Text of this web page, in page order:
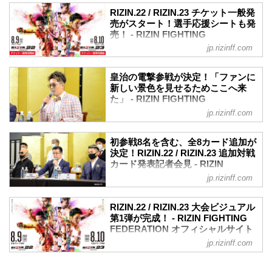
き、観戦していた...
れるのですか？
A. 今大会用に立ち上げた、RIZINオリジ
ナルの配信プラットフォーム内で配信さ
れます。RIZINオリジナル配信プラットフ
ォームは8月上旬頃オープン予定です。
※今回、GYAO！での配信は行いませ
ん。
Q. 「オンラインLIVE観戦チケット」はど
こ...
2020年8月10日（祝・月）ぴあアリーナ
MMにて開催されるRIZIN.23 - CALLING
OVER - の見所を、RIZINマッチメイク担
当のチャーリーが徹底解説する『チャー
リーガイド』！選手のバッグボーンやス
トロングポイントを把握すれば、試合観
戦がもっと楽しくなる！観戦前に是非チ
ェックしておこう！
SNSをフォローして最新のチャーリーガ
RIZINオフィシャルSNSをフォローすると
最新のチャーリーガイドがチェックでき
る！お見逃しなく！
※こちらのページは随時、追加...
RIZIN.22 / RIZIN.23 チケット一般発
売がスタート！選手応援シートも発
売！ - RIZIN FIGHTING
FEDERATION オフィシャルサイト
STARTING OVER - / RIZIN.23 -
CALLING OVER -のチケット一般発売が
スタートしたぞ！これまでに2大会併せて
会見で皇治の緊急参戦も決定している。
昨年に引き続き盛り上がりを見せるバン
タム級は朝倉海と扇久保博正のタイトル
マッチを筆頭に、元谷友貴 vs. 魚井フル
スイング、そして井上直樹 vs. 渡部修
斗、山本アーセン vs. 加藤ケンジとRIZIN
初参戦の選手も...
jp.rizinff.com
皇治の電撃参戦が決定！「ファンに
新しい景色を見せるためここへ来
た」 - RIZIN FIGHTING
FEDERATION オフィシャルサイト
た記者会見の第二部として、榊原信行
CEOと新たにRIZINに参戦する選手とし
てこれまで他団体で活躍してきた皇治が
皇治がRIZIN参戦！榊原CEO「リスク背
負ってRIZINに出ることを決意してくれ
た」
会見第二部の開始早々、榊原CEOが「新
たにRIZINに参戦してくれる選手を発表し
榊原CEOは8月の横浜での2大会のあと、
jp.rizinff.com
初参戦8名を含む、全8カード追加が
決定！RIZIN.22 / RIZIN.23 追加対戦
カード発表記者会見 - RIZIN
FIGHTING FEDERATION オフィシ
ャルサイト
2020年7月19日（土）、都内にて
RIZIN.22 - STARTING OVER - / RIZIN.23
- CALLING OVER - の追加対戦カード発
行CEOと、参戦が決定した全8選手が登壇
jp.rizinff.com
RIZIN.22 / RIZIN.23 大会ビジュアル
第1弾が完成！ - RIZIN FIGHTING
FEDERATION オフィシャルサイト
2020年8月9日（日）、10日（祝・月）に
jp.rizinff.com